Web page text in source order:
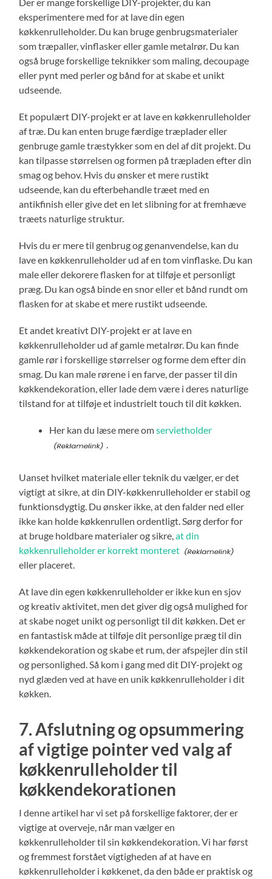
Der er mange forskellige DIY-projekter, du kan
eksperimentere med for at lave din egen
køkkenrulleholder. Du kan bruge genbrugsmaterialer
som træpaller, vinflasker eller gamle metalrør. Du kan
også bruge forskellige teknikker som maling, decoupage
eller pynt med perler og bånd for at skabe et unikt
udseende.
Et populært DIY-projekt er at lave en køkkenrulleholder
af træ. Du kan enten bruge færdige træplader eller
genbruge gamle træstykker som en del af dit projekt. Du
kan tilpasse størrelsen og formen på træpladen efter din
smag og behov. Hvis du ønsker et mere rustikt
udseende, kan du efterbehandle træet med en
antikfinish eller give det en let slibning for at fremhæve
træets naturlige struktur.
Hvis du er mere til genbrug og genanvendelse, kan du
lave en køkkenrulleholder ud af en tom vinflaske. Du kan
male eller dekorere flasken for at tilføje et personligt
præg. Du kan også binde en snor eller et bånd rundt om
flasken for at skabe et mere rustikt udseende.
Et andet kreativt DIY-projekt er at lave en
køkkenrulleholder ud af gamle metalrør. Du kan finde
gamle rør i forskellige størrelser og forme dem efter din
smag. Du kan male rørene i en farve, der passer til din
køkkendekoration, eller lade dem være i deres naturlige
tilstand for at tilføje et industrielt touch til dit køkken.
Her kan du læse mere omservietholder
.
Uanset hvilket materiale eller teknik du vælger, er det
vigtigt at sikre, at din DIY-køkkenrulleholder er stabil og
funktionsdygtig. Du ønsker ikke, at den falder ned eller
ikke kan holde køkkenrullen ordentligt. Sørg derfor for
at bruge holdbare materialer og sikre,at din
køkkenrulleholder er korrekt monteret
eller placeret.
At lave din egen køkkenrulleholder er ikke kun en sjov
og kreativ aktivitet, men det giver dig også mulighed for
at skabe noget unikt og personligt til dit køkken. Det er
en fantastisk måde at tilføje dit personlige præg til din
køkkendekoration og skabe et rum, der afspejler din stil
og personlighed. Så kom i gang med dit DIY-projekt og
nyd glæden ved at have en unik køkkenrulleholder i dit
køkken.
7. Afslutning og opsummering
af vigtige pointer ved valg af
køkkenrulleholder til
køkkendekorationen
I denne artikel har vi set på forskellige faktorer, der er
vigtige at overveje, når man vælger en
køkkenrulleholder til sin køkkendekoration. Vi har først
og fremmest forstået vigtigheden af at have en
køkkenrulleholder i køkkenet, da den både er praktisk og